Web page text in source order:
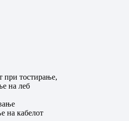
при тостирање,
на леб
на кабелот